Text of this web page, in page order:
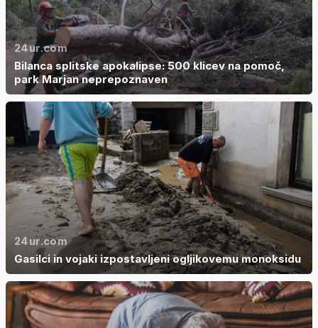
24ur.com
Bilanca splitske apokalipse: 500 klicev na pomoč,
park Marjan neprepoznaven
24ur.com
Gasilci in vojaki izpostavljeni ogljikovemu monoksidu